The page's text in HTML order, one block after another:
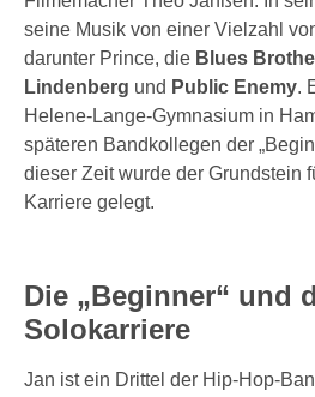
seine Musik von einer Vielzahl
darunter Prince, die Blues
Lindenberg und Public Enemy.
Helene-Lange-Gymnasium in
späteren Bandkollegen der
dieser Zeit wurde der Grundstein
Karriere gelegt.
Die „Beginner“ und
Solokarriere
Jan ist ein Drittel der Hip-Hop-